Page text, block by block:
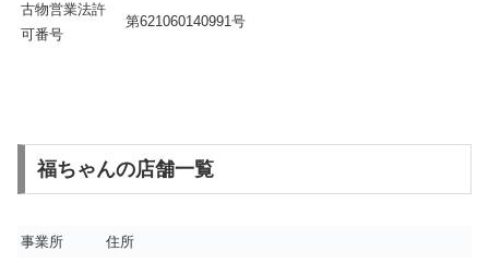
古物営業法許
可番号
第621060140991号
福ちゃんの店舗一覧
事業所 住所